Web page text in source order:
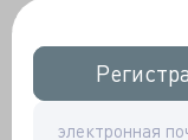
Действительно,
полиомиелита,
Если бы не
полиомиелит
Средневековья.